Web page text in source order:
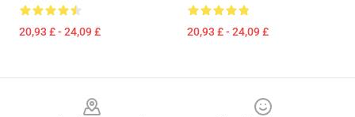
20,93 £ - 24,09 £ 20,93 £ - 24,09 £